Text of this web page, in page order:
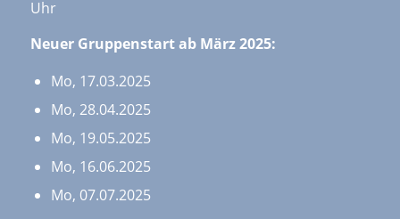
Uhr
Neuer Gruppenstart ab März 2025:
Mo, 17.03.2025
Mo, 28.04.2025
Mo, 19.05.2025
Mo, 16.06.2025
Mo, 07.07.2025